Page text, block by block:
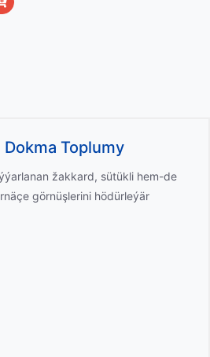
Toplumy
žakkard, sütükli hem-de
görnüşlerini hödürleýär